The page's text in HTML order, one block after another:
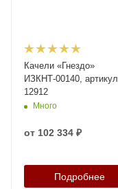
Качели «Гнездо»
ИЗКНТ-00140, артикул
12912
Много
от 102 334 ₽
Подробнее